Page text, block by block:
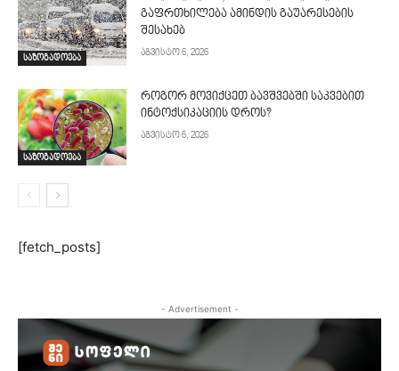
საზოგადოება
გაფრთხილება ამინდის გაუარესების
შესახებ
აგვისტო 6, 2026
საზოგადოება
როგორ მოვიქცეთ ბავშვებში საკვებით
ინტოქსიკაციის დროს?
აგვისტო 6, 2026
[fetch_posts]
- Advertisement -